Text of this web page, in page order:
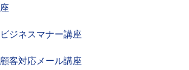
座
ビジネスマナー講座
顧客対応メール講座